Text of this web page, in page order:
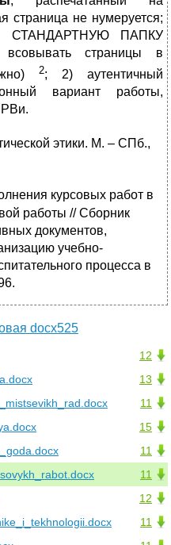
страница не нумеруется;
ПАПКУ
всовывать страницы в
2; 2) аутентичный
вариант работы,
РВи.
этики. М. – СПб.,
курсовых работ в
работы // Сборник
документов,
учебно-
процесса в
docx525
12
13
11
15
11
11
12
11